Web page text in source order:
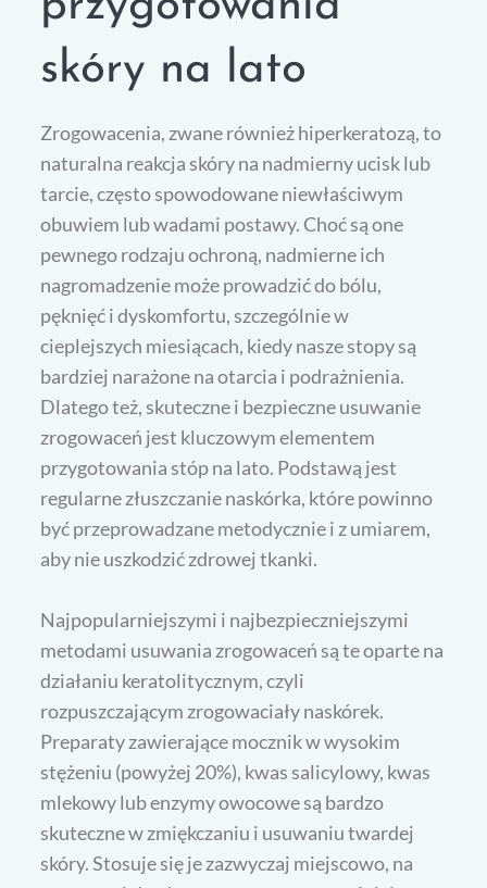
skóry na lato
Zrogowacenia, zwane również hiperkeratozą, to
naturalna reakcja skóry na nadmierny ucisk lub
tarcie, często spowodowane niewłaściwym
obuwiem lub wadami postawy. Choć są one
pewnego rodzaju ochroną, nadmierne ich
nagromadzenie może prowadzić do bólu,
pęknięć i dyskomfortu, szczególnie w
cieplejszych miesiącach, kiedy nasze stopy są
bardziej narażone na otarcia i podrażnienia.
Dlatego też, skuteczne i bezpieczne usuwanie
zrogowaceń jest kluczowym elementem
przygotowania stóp na lato. Podstawą jest
regularne złuszczanie naskórka, które powinno
być przeprowadzane metodycznie i z umiarem,
aby nie uszkodzić zdrowej tkanki.
Najpopularniejszymi i najbezpieczniejszymi
metodami usuwania zrogowaceń są te oparte na
działaniu keratolitycznym, czyli
rozpuszczającym zrogowaciały naskórek.
Preparaty zawierające mocznik w wysokim
stężeniu (powyżej 20%), kwas salicylowy, kwas
mlekowy lub enzymy owocowe są bardzo
skuteczne w zmiękczaniu i usuwaniu twardej
skóry. Stosuje się je zazwyczaj miejscowo, na